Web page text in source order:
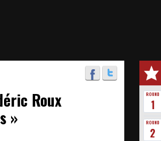
ROUND
1
ROUND
2
Roux
»